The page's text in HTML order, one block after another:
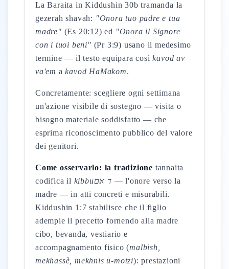
La Baraita in Kiddushin 30b tramanda la
gezerah shavah: "Onora tuo padre e tua
madre" (Es 20:12) ed "Onora il Signore
con i tuoi beni" (Pr 3:9) usano il medesimo
termine — il testo equipara cosìkavod av
va'em akavod HaMakom.
Concretamente: scegliere ogni settimana
un'azione visibile di sostegno — visita o
bisogno materiale soddisfatto — che
esprima riconoscimento pubblico del valore
dei genitori.
Come osservarlo: la tradizione tannaita
codifica il
kibbuד אם — l'onore verso la
madre — in atti concreti e misurabili.
Kiddushin 1:7 stabilisce che il figlio
adempie il precetto fornendo alla madre
cibo, bevanda, vestiario e
accompagnamento fisico (malbish,
mekhassè, mekhnis u-motzi): prestazioni